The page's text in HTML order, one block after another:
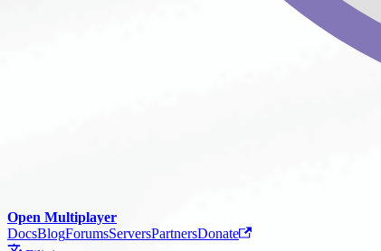
Open Multiplayer
DocsBlogForumsServersPartnersDonate